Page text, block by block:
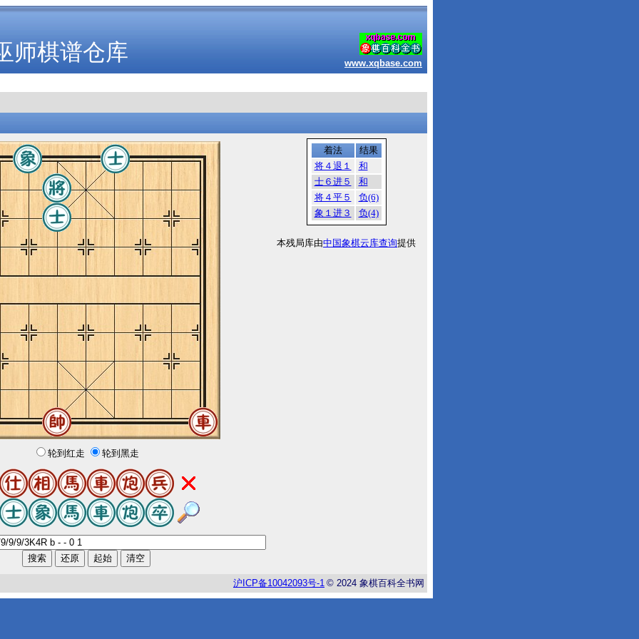
师棋谱仓库 www.xqbase.com
轮到红走 轮到黑走
着法
结果
将４退１
和
士６进５
和
将４平５
负(6)
象１进３
负(4)
本残局库由中国象棋云库查询提供
沪 ICP备10042093号-1 © 2024 象棋百科全书网